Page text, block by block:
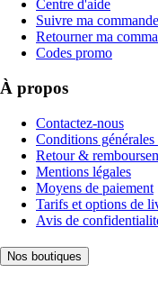
Centre d'aide
Suivre ma commande
Retourner ma
Codes promo
À propos
Contactez-nous
Conditions générales
Retour &
Mentions légales
Moyens de paiement
Tarifs et options de
Avis de
Nos boutiques